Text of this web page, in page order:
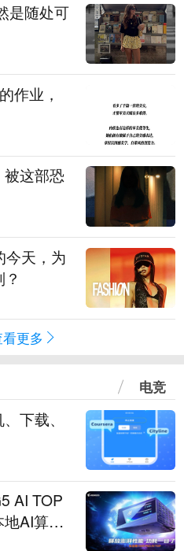
是随处可
作业，
这部恐
今天，为
更多
电竞
下载、
AI TOP
AI算力